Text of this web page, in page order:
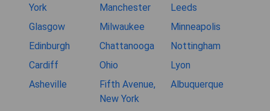
York Manchester
Leeds
Glasgow
Milwaukee
Minneapolis
Edinburgh
Chattanooga
Nottingham
Cardiff
Ohio
Lyon
Asheville
Fifth Avenue,
New York
Albuquerque